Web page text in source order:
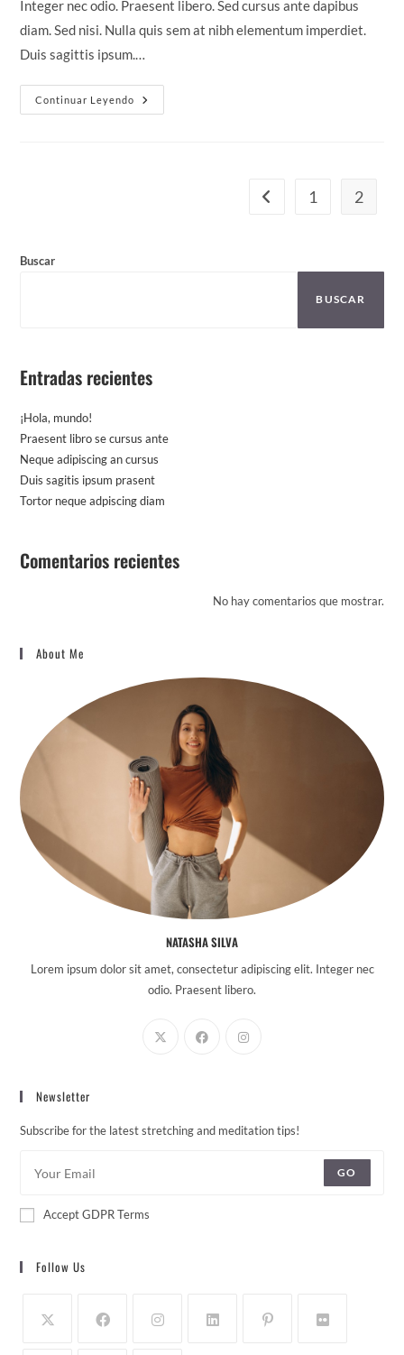
Integer nec odio. Praesent libero. Sed cursus ante dapibus
diam. Sed nisi. Nulla quis sem at nibh elementum imperdiet.
Duis sagittis ipsum.…
Continuar Leyendo
Velusce
Suscipit
Ir a la página anterior
1 2
Buscar
BUSCAR
Entradas recientes
¡Hola, mundo!
Praesent libro se cursus ante
Neque adipiscing an cursus
Duis sagitis ipsum prasent
Tortor neque adpiscing diam
Comentarios recientes
No hay comentarios que mostrar.
About Me
NATASHA SILVA
Lorem ipsum dolor sit amet, consectetur adipiscing elit. Integer nec
odio. Praesent libero.
Newsletter
Subscribe for the latest stretching and meditation tips!
GO
Accept GDPR Terms
Follow Us